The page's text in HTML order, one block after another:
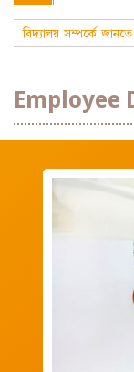
বিদ্যালয় সম্পর্কে
Employee